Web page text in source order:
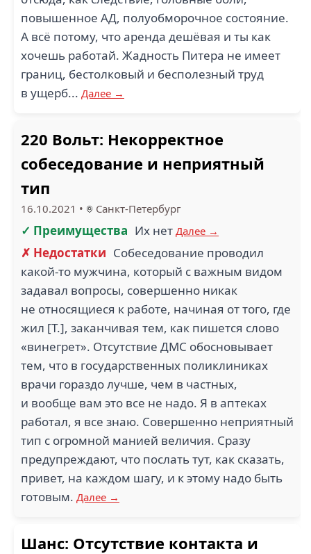
повышенное АД, полуобморочное состояние.
А всё потому, что аренда дешёвая и ты как
хочешь работай. Жадность Питера не имеет
границ, бестолковый и бесполезный труд
в ущерб... Далее →
220 Вольт: Некорректное
собеседование и неприятный
тип
16.10.2021 • Санкт-Петербург
✓ Преимущества Их нет Далее →
✗ Недостатки Собеседование проводил
какой-то мужчина, который с важным видом
задавал вопросы, совершенно никак
не относящиеся к работе, начиная от того, где
жил [Т.], заканчивая тем, как пишется слово
«винегрет». Отсутствие ДМС обосновывает
тем, что в государственных поликлиниках
врачи гораздо лучше, чем в частных,
и вообще вам это все не надо. Я в аптеках
работал, я все знаю. Совершенно неприятный
тип с огромной манией величия. Сразу
предупреждают, что послать тут, как сказать,
привет, на каждом шагу, и к этому надо быть
готовым. Далее →
Шанс: Отсутствие контакта и